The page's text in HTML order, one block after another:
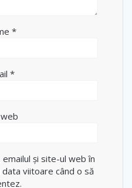
*
*
și site-ul web în
viitoare când o să